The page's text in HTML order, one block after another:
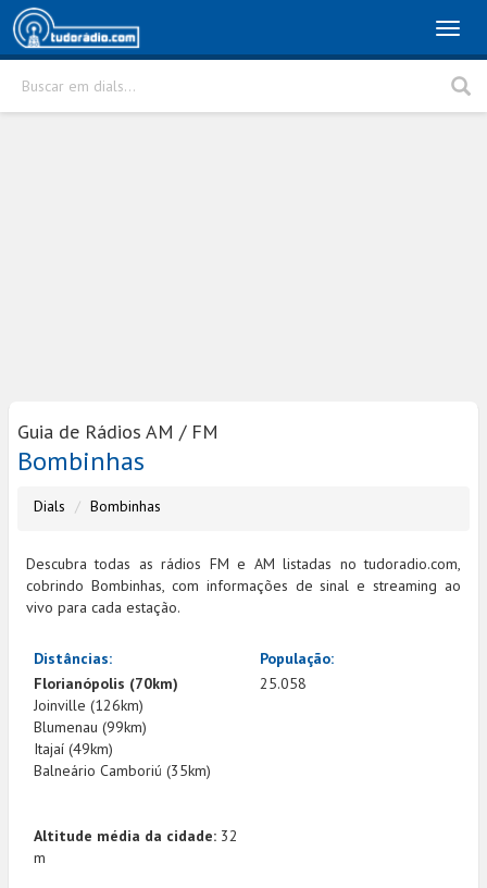
Buscar em dials...
Guia de Rádios AM / FM
Bombinhas
Dials Bombinhas
Descubra todas as rádios FM e AM listadas no tudoradio.com,
cobrindo Bombinhas, com informações de sinal e streaming ao
vivo para cada estação.
Distâncias:
Florianópolis (70km)
Joinville (126km)
Blumenau (99km)
Itajaí (49km)
Balneário Camboriú (35km)
Altitude média da cidade: 32
m
População:
25.058